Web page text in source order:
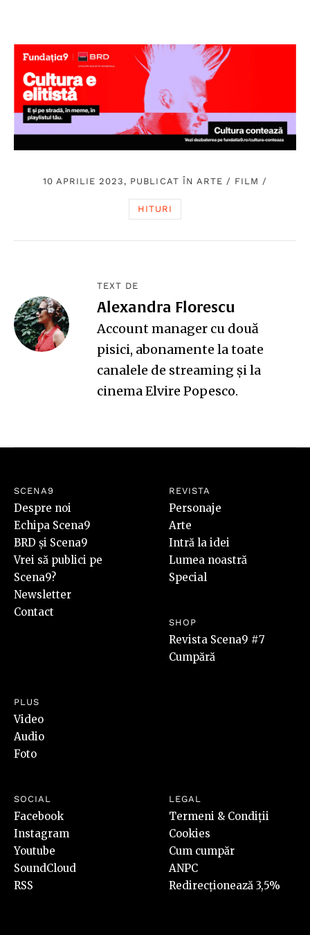
10 APRILIE 2023, PUBLICAT ÎN ARTE / FILM /
HITURI
TEXT DE
Alexandra Florescu
Account manager cu două
pisici, abonamente la toate
canalele de streaming și la
cinema Elvire Popesco.
SCENA9
Despre noi
Echipa Scena9
BRD și Scena9
Vrei să publici pe
Scena9?
Newsletter
Contact
REVISTA
Personaje
Arte
Intră la idei
Lumea noastră
Special
SHOP
Revista Scena9 #7
Cumpără
PLUS
Video
Audio
Foto
SOCIAL
Facebook
Instagram
Youtube
SoundCloud
RSS
LEGAL
Termeni & Condiții
Cookies
Cum cumpăr
ANPC
Redirecționează 3,5%